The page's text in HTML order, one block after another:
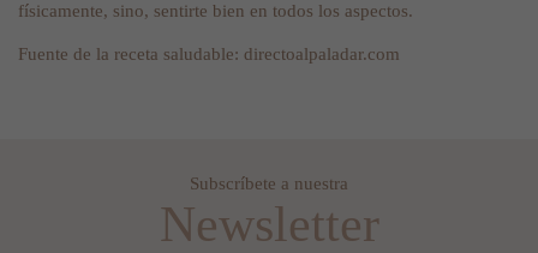
físicamente, sino, sentirte bien en todos los aspectos.
Fuente de la receta saludable: directoalpaladar.com
Subscríbete a nuestra
Newsletter